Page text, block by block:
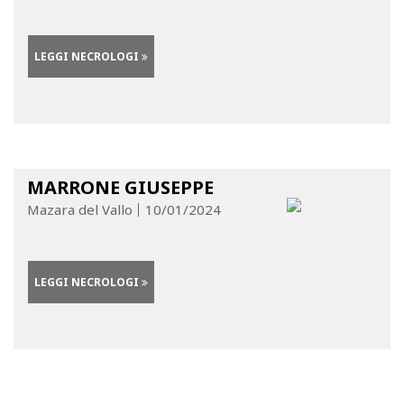
LEGGI NECROLOGI
MARRONE GIUSEPPE
Mazara del Vallo 10/01/2024
LEGGI NECROLOGI